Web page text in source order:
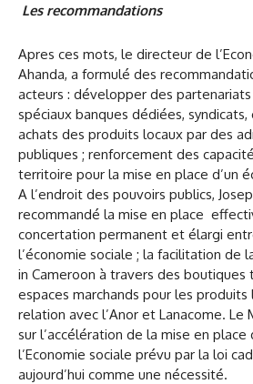
Les recommandations
Apres ces mots, le directeur de
Ahanda, a formulé des
acteurs : développer des
spéciaux banques dédiées,
achats des produits locaux par des
publiques ; renforcement des
territoire pour la mise en place d’un
A l’endroit des pouvoirs publics,
recommandé la mise en place
concertation permanent et élargi
l’économie sociale ; la facilitation de
in Cameroon à travers des boutiques
espaces marchands pour les produits
relation avec l’Anor et Lanacome. Le
sur l’accélération de la mise en place
l’Economie sociale prévu par la loi
aujourd’hui comme une nécessité.